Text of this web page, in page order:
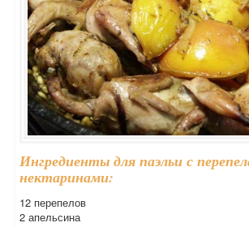
Ингредиенты для паэльи с
нектаринами:
12 перепелов
2 апельсина